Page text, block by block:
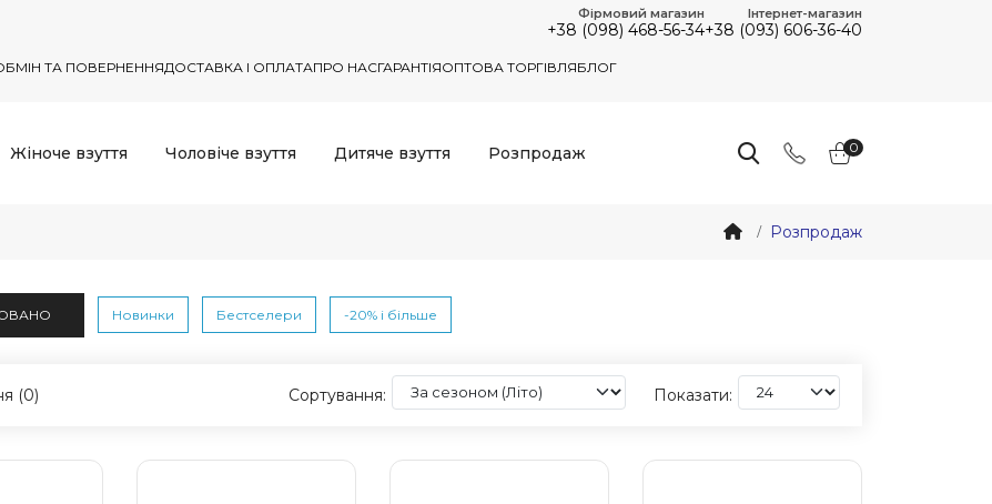
ТА ПОВЕРНЕННЯДОСТАВКА І ОПЛАТАПРО НАСГАРАНТІЯОПТОВА ТОРГІВЛЯБЛОГ
Фірмовий магазин
+38 (098) 468-56-34
Інтернет-магазин
+38 (093) 606-36-40
Жіноче взуття Чоловіче взуття Дитяче взуття Розпродаж 0
Розпродаж
Новинки Бестселери -20% і більше
(0) Сортування: Показати: